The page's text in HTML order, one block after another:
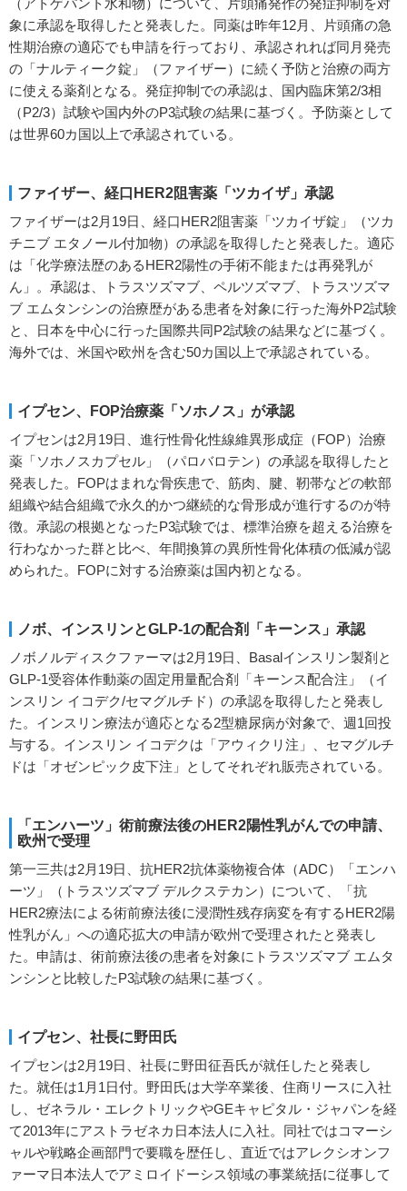
（アトゲパント水和物）について、片頭痛発作の発症抑制を対
象に承認を取得したと発表した。同薬は昨年12月、片頭痛の急
性期治療の適応でも申請を行っており、承認されれば同月発売
の「ナルティーク錠」（ファイザー）に続く予防と治療の両方
に使える薬剤となる。発症抑制での承認は、国内臨床第2/3相
（P2/3）試験や国内外のP3試験の結果に基づく。予防薬として
は世界60カ国以上で承認されている。
ファイザー、経口HER2阻害薬「ツカイザ」承認
ファイザーは2月19日、経口HER2阻害薬「ツカイザ錠」（ツカ
チニブ エタノール付加物）の承認を取得したと発表した。適応
は「化学療法歴のあるHER2陽性の手術不能または再発乳が
ん」。承認は、トラスツズマブ、ペルツズマブ、トラスツズマ
ブ エムタンシンの治療歴がある患者を対象に行った海外P2試験
と、日本を中心に行った国際共同P2試験の結果などに基づく。
海外では、米国や欧州を含む50カ国以上で承認されている。
イプセン、FOP治療薬「ソホノス」が承認
イプセンは2月19日、進行性骨化性線維異形成症（FOP）治療
薬「ソホノスカプセル」（パロバロテン）の承認を取得したと
発表した。FOPはまれな骨疾患で、筋肉、腱、靭帯などの軟部
組織や結合組織で永久的かつ継続的な骨形成が進行するのが特
徴。承認の根拠となったP3試験では、標準治療を超える治療を
行わなかった群と比べ、年間換算の異所性骨化体積の低減が認
められた。FOPに対する治療薬は国内初となる。
ノボ、インスリンとGLP-1の配合剤「キーンス」承認
ノボノルディスクファーマは2月19日、Basalインスリン製剤と
GLP-1受容体作動薬の固定用量配合剤「キーンス配合注」（イ
ンスリン イコデク/セマグルチド）の承認を取得したと発表し
た。インスリン療法が適応となる2型糖尿病が対象で、週1回投
与する。インスリン イコデクは「アウィクリ注」、セマグルチ
ドは「オゼンピック皮下注」としてそれぞれ販売されている。
「エンハーツ」術前療法後のHER2陽性乳がんでの申請、
欧州で受理
第一三共は2月19日、抗HER2抗体薬物複合体（ADC）「エンハ
ーツ」（トラスツズマブ デルクステカン）について、「抗
HER2療法による術前療法後に浸潤性残存病変を有するHER2陽
性乳がん」への適応拡大の申請が欧州で受理されたと発表し
た。申請は、術前療法後の患者を対象にトラスツズマブ エムタ
ンシンと比較したP3試験の結果に基づく。
イプセン、社長に野田氏
イプセンは2月19日、社長に野田征吾氏が就任したと発表し
た。就任は1月1日付。野田氏は大学卒業後、住商リースに入社
し、ゼネラル・エレクトリックやGEキャピタル・ジャパンを経
て2013年にアストラゼネカ日本法人に入社。同社ではコマーシ
ャルや戦略企画部門で要職を歴任し、直近ではアレクシオンフ
ァーマ日本法人でアミロイドーシス領域の事業統括に従事して